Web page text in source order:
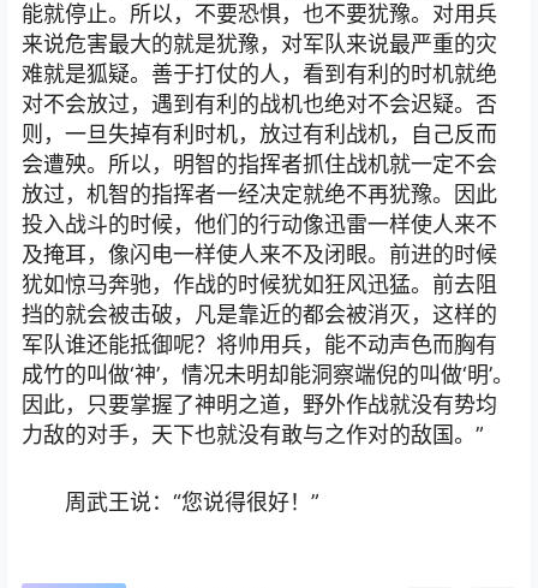
能就停止。所以，不要恐惧，也不要犹豫。对用兵
来说危害最大的就是犹豫，对军队来说最严重的灾
难就是狐疑。善于打仗的人，看到有利的时机就绝
对不会放过，遇到有利的战机也绝对不会迟疑。否
则，一旦失掉有利时机，放过有利战机，自己反而
会遭殃。所以，明智的指挥者抓住战机就一定不会
放过，机智的指挥者一经决定就绝不再犹豫。因此
投入战斗的时候，他们的行动像迅雷一样使人来不
及掩耳，像闪电一样使人来不及闭眼。前进的时候
犹如惊马奔驰，作战的时候犹如狂风迅猛。前去阻
挡的就会被击破，凡是靠近的都会被消灭，这样的
军队谁还能抵御呢？将帅用兵，能不动声色而胸有
成竹的叫做‘神’，情况未明却能洞察端倪的叫做‘明’。
因此，只要掌握了神明之道，野外作战就没有势均
力敌的对手，天下也就没有敢与之作对的敌国。”
周武王说：“您说得很好！”